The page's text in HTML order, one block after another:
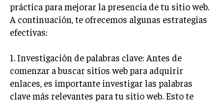
NEGOCIACIÓN Y RESOLUCIÓN DE CONFLICTOS
DERECHO EMPRESARIAL Y REGULACIONES
GOBIERNO CORPORATIVO
NEGOCIOS
ESTRATEGIAS DE NEGOCIOS
práctica para mejorar la presencia de tu sitio web.
A continuación, te ofrecemos algunas estrategias
efectivas:
1. Investigación de palabras clave: Antes de
comenzar a buscar sitios web para adquirir
enlaces, es importante investigar las palabras
clave más relevantes para tu sitio web. Esto te